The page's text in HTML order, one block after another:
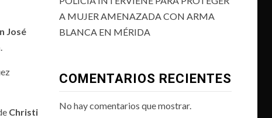
José
.
Christi
A MUJER AMENAZADA CON ARMA
BLANCA EN MÉRIDA
COMENTARIOS RECIENTES
No hay comentarios que mostrar.